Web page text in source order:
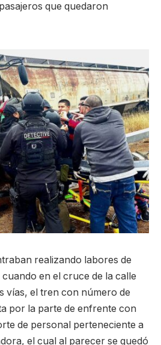
que quedaron
realizando labores de
en el cruce de la calle
vías, el tren con número de
por la parte de enfrente con
de personal perteneciente a
el cual al parecer se quedó